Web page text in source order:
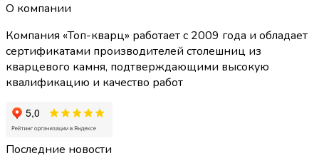
О компании
Компания «Топ-кварц» работает с 2009 года и обладает
сертификатами производителей столешниц из
кварцевого камня, подтверждающими высокую
квалификацию и качество работ
Последние новости